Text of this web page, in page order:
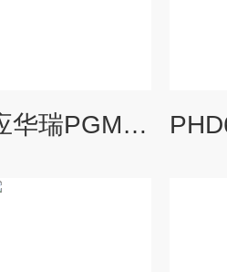
PGM-2500供应华瑞PGM-2500四合一气体检测仪-SO2